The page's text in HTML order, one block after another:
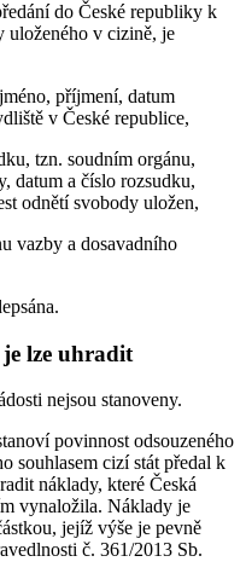
do České republiky k
uloženého v cizině, je
příjmení, datum
v České republice,
tzn. soudním orgánu,
datum a číslo rozsudku,
odnětí svobody uložen,
vazby a dosavadního
lze uhradit
nejsou stanoveny.
povinnost odsouzeného
souhlasem cizí stát předal k
náklady, které Česká
vynaložila. Náklady je
jejíž výše je pevně
č. 361/2013 Sb.